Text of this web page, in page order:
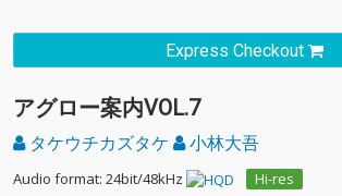
Express Checkout
アグロー案内VOL.7
タケウチカズタケ 小林大吾
Audio format: 24bit/48kHz
Hi-res